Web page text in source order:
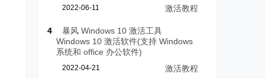
2022-06-11 激活教程
4
暴风 Windows 10 激活工具
Windows 10 激活软件(支持 Windows
系统和 office 办公软件)
2022-04-21 激活教程